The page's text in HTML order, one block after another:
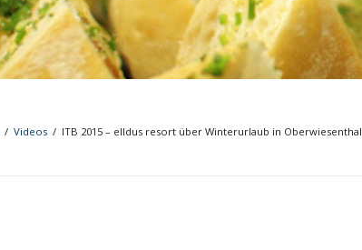
/ Videos / ITB 2015 – elldus resort über Winterurlaub in Oberwiesenthal